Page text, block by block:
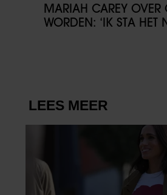
MARIAH CAREY OVER
WORDEN: ‘IK STA HET